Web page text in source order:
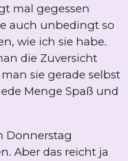
mal gegessen
auch unbedingt so
wie ich sie habe.
die Zuversicht
sie gerade selbst
Menge Spaß und
Donnerstag
Aber das reicht ja